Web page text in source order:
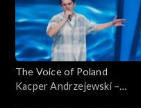
września 2024
The Voice of Poland
Kacper Andrzejewski –